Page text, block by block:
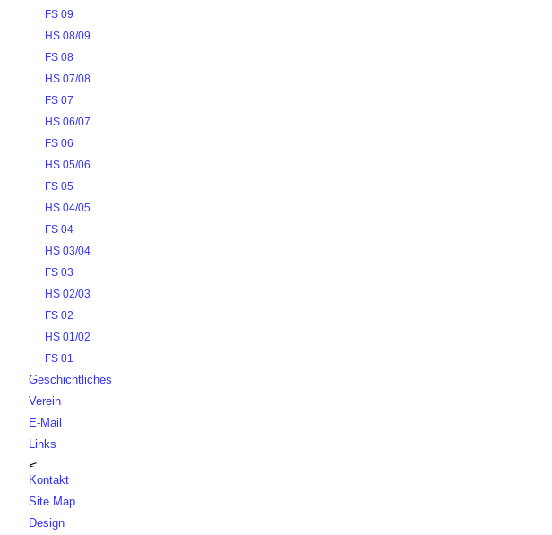
FS 09
HS 08/09
FS 08
HS 07/08
FS 07
HS 06/07
FS 06
HS 05/06
FS 05
HS 04/05
FS 04
HS 03/04
FS 03
HS 02/03
FS 02
HS 01/02
FS 01
Geschichtliches
Verein
E-Mail
Links
Kontakt
Site Map
Design